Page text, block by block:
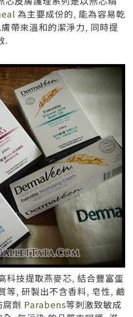
為主要成份的, 能為容易乾
帶來溫和的潔淨力, 同時提
.
科技提取燕麥芯, 結合豐富蛋
等, 研製出不含香料, 皂性, 鹼
腐劑 Parabens等刺激致敏成